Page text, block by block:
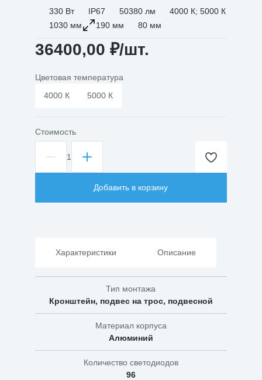
330 Вт IP67 50380 лм
4000 К; 5000 К
1030 мм
190 мм 80 мм
36400,00 ₽/шт.
Цветовая температура
4000 К
5000 К
Стоимость
Количество
товара
330
1
Добавить в корзину
Характеристики Описание
Тип монтажа
Кронштейн, подвес на трос, подвесной
Материал корпуса
Алюминий
Количество светодиодов
96